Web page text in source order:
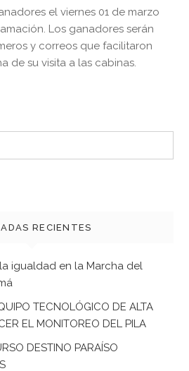
el viernes 01 de marzo
Los ganadores serán
y correos que facilitaron
de su visita a las cabinas.
RECIENTES
igualdad en la Marcha del
TECNOLÓGICO DE ALTA
EL MONITOREO DEL PILA
DESTINO PARAÍSO